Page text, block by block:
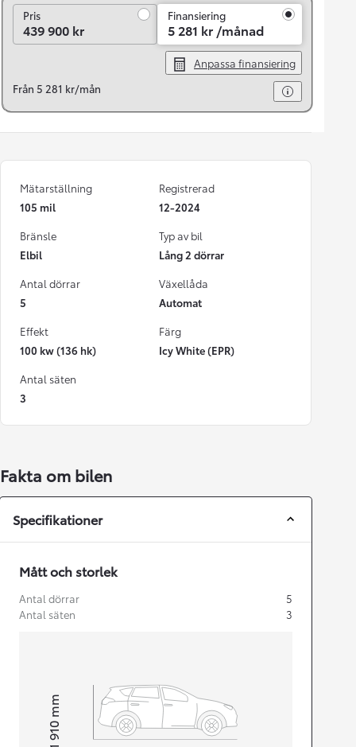
PrisPris
439 900 kr
Finansiering
5 281 kr /månad
Anpassa finansiering
Från 5 281 kr/mån
Mätarställning
105 mil
Registrerad
12-2024
Bränsle
Elbil
Typ av bil
Lång 2 dörrar
Antal dörrar
5
Växellåda
Automat
Effekt
100 kw (136 hk)
Färg
Icy White (EPR)
Antal säten
3
Fakta om bilen
Specifikationer
Mått och storlek
Antal dörrar
5
Antal säten
3
Height1 910
mm